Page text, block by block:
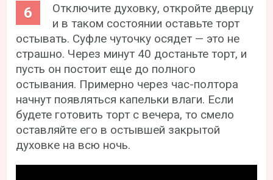
Отключите духовку, откройте дверцу
и в таком состоянии оставьте торт
остывать. Суфле чуточку осядет — это не
страшно. Через минут 40 достаньте торт, и
пусть он постоит еще до полного
остывания. Примерно через час-полтора
начнут появляться капельки влаги. Если
будете готовить торт с вечера, то смело
оставляйте его в остывшей закрытой
духовке на всю ночь.